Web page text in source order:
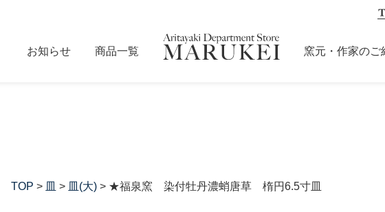
お知らせ 商品一覧 窯元・作家のご
TOP > 皿 > 皿(大) > ★福泉窯 染付牡丹濃蛸唐草 楕円6.5寸皿